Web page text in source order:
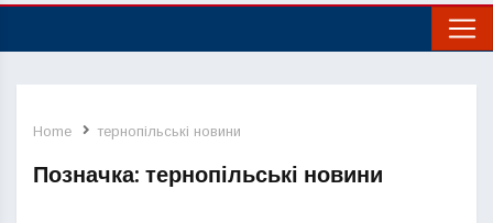
Home тернопільські новини
Позначка: тернопільські новини